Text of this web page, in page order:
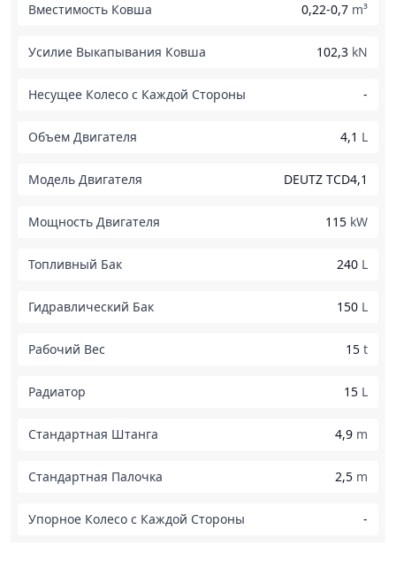
Вместимость Ковша 0,22-0,7 m³
Усилие Выкапывания Ковша 102,3 kN
Несущее Колесо с Каждой Стороны -
Объем Двигателя 4,1 L
Модель Двигателя DEUTZ TCD4,1
Мощность Двигателя 115 kW
Топливный Бак 240 L
Гидравлический Бак 150 L
Рабочий Вес 15 t
Радиатор 15 L
Стандартная Штанга 4,9 m
Стандартная Палочка 2,5 m
Упорное Колесо с Каждой Стороны -